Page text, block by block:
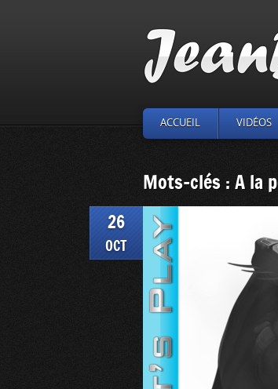
ACCUEIL VIDÉOS
Mots-clés : A la
26
OCT